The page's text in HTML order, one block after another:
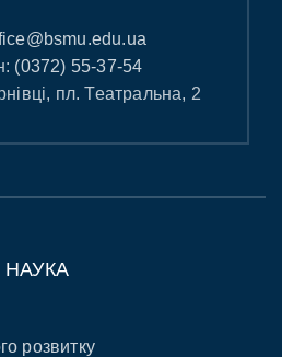
(0372) 55-37-54
пл. Театральна, 2
НАУКА
розвитку